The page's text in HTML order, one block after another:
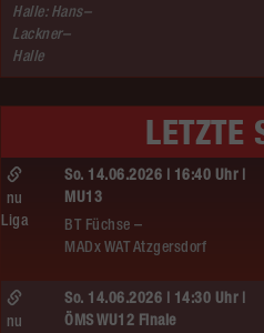
Halle: Hans–
Lackner–
Halle
LETZTE
So. 14.06.2026 | 16:40 Uhr |
MU13
BT Füchse –
MADx WAT Atzgersdorf
nu
Liga
So. 14.06.2026 | 14:30 Uhr |
ÖMS WU12 Finale
nu